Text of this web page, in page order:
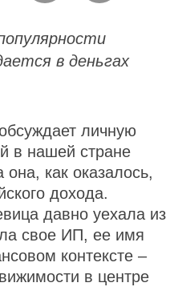
в деньгах
личную
в нашей стране
как оказалось,
дохода.
давно уехала из
свое ИП, ее имя
контексте –
в центре